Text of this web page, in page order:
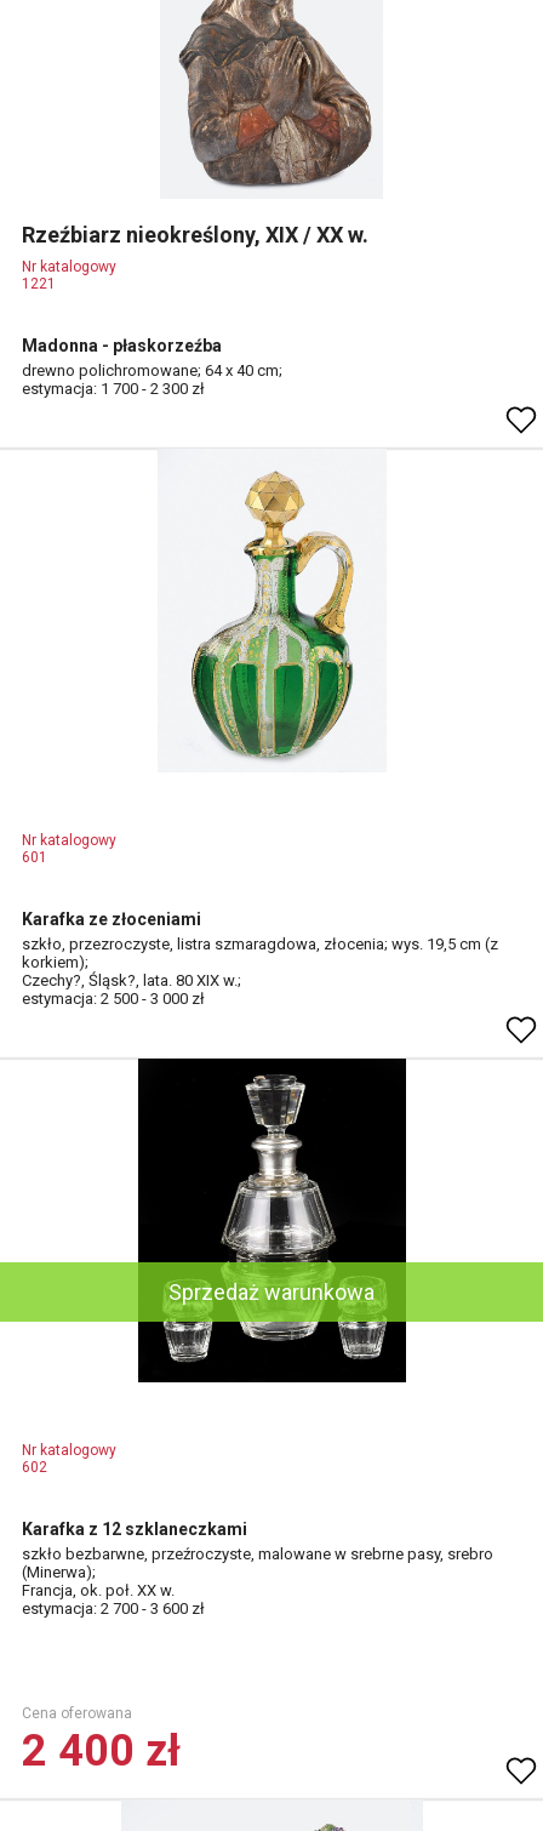
Rzeźbiarz nieokreślony, XIX / XX w.
Nr katalogowy
1221
Madonna - płaskorzeźba
drewno polichromowane; 64 x 40 cm;
estymacja: 1 700 - 2 300 zł
Nr katalogowy
601
Karafka ze złoceniami
szkło, przezroczyste, listra szmaragdowa, złocenia; wys. 19,5 cm (z
korkiem);
Czechy?, Śląsk?, lata. 80 XIX w.;
estymacja: 2 500 - 3 000 zł
Sprzedaż warunkowa
Nr katalogowy
602
Karafka z 12 szklaneczkami
szkło bezbarwne, przeźroczyste, malowane w srebrne pasy, srebro
(Minerwa);
Francja, ok. poł. XX w.
estymacja: 2 700 - 3 600 zł
Cena oferowana
2 400 zł